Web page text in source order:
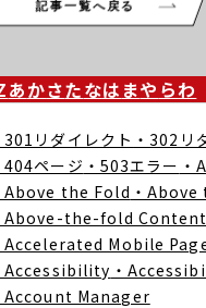
記事一覧へ戻る
あかさたなは まや らわ
301リダイレクト ・302リ
404ページ ・503エラー ・
Above the Fold ・
Above-the-fold Content
Accelerated Mobile
Accessibility ・
Account Manager